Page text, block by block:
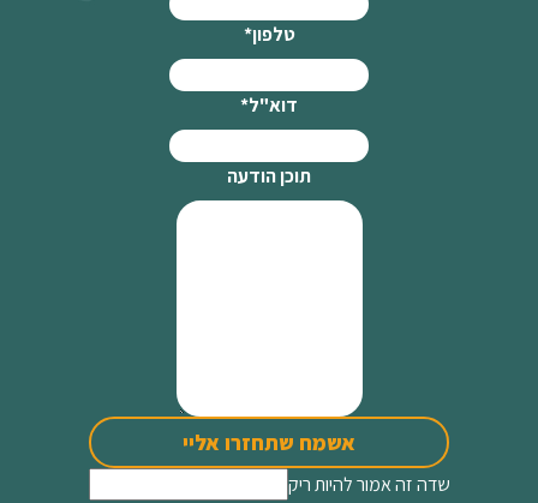
טלפון*
דוא"ל*
תוכן הודעה
אשמח שתחזרו אליי
שדה זה אמור להיות ריק